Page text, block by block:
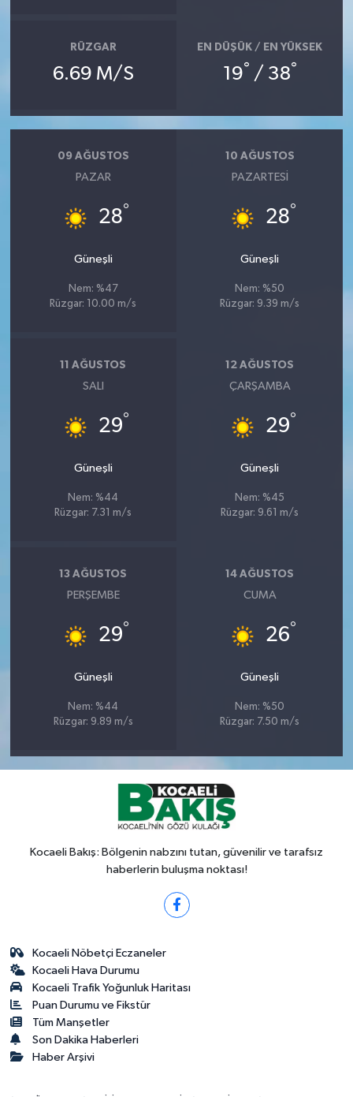
RÜZGAR
6.69 M/S
EN DÜŞÜK / EN YÜKSEK
19° / 38°
09 AĞUSTOS
PAZAR
28°
Güneşli
Nem: %47
Rüzgar: 10.00 m/s
10 AĞUSTOS
PAZARTESI
28°
Güneşli
Nem: %50
Rüzgar: 9.39 m/s
11 AĞUSTOS
SALI
29°
Güneşli
Nem: %44
Rüzgar: 7.31 m/s
12 AĞUSTOS
ÇARŞAMBA
29°
Güneşli
Nem: %45
Rüzgar: 9.61 m/s
13 AĞUSTOS
PERŞEMBE
29°
Güneşli
Nem: %44
Rüzgar: 9.89 m/s
14 AĞUSTOS
CUMA
26°
Güneşli
Nem: %50
Rüzgar: 7.50 m/s
Kocaeli Bakış: Bölgenin nabzını tutan, güvenilir ve tarafsız
haberlerin buluşma noktası!
Kocaeli Nöbetçi Eczaneler
Kocaeli Hava Durumu
Kocaeli Trafik Yoğunluk Haritası
Puan Durumu ve Fikstür
Tüm Manşetler
Son Dakika Haberleri
Haber Arşivi